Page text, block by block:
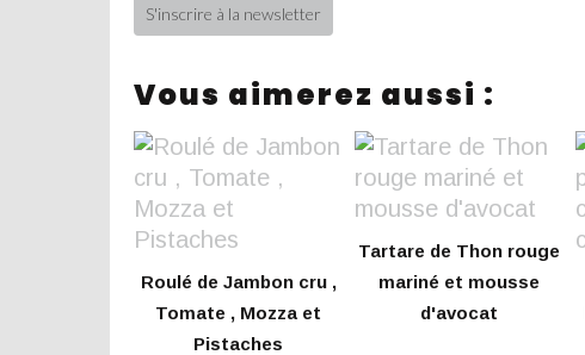
S'inscrire à la newsletter
Vous aimerez aussi :
Roulé de Jambon cru ,
Tomate , Mozza et
Pistaches
Tartare de Thon rouge
mariné et mousse
d'avocat